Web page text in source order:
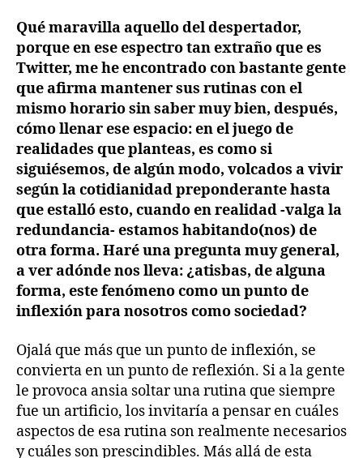
Qué maravilla aquello del despertador,
porque en ese espectro tan extraño que es
Twitter, me he encontrado con bastante gente
que afirma mantener sus rutinas con el
mismo horario sin saber muy bien, después,
cómo llenar ese espacio: en el juego de
realidades que planteas, es como si
siguiésemos, de algún modo, volcados a vivir
según la cotidianidad preponderante hasta
que estalló esto, cuando en realidad -valga la
redundancia- estamos habitando(nos) de
otra forma. Haré una pregunta muy general,
a ver adónde nos lleva: ¿atisbas, de alguna
forma, este fenómeno como un punto de
inflexión para nosotros como sociedad?
Ojalá que más que un punto de inflexión, se
convierta en un punto de reflexión. Si a la gente
le provoca ansia soltar una rutina que siempre
fue un artificio, los invitaría a pensar en cuáles
aspectos de esa rutina son realmente necesarios
y cuáles son prescindibles. Más allá de esta